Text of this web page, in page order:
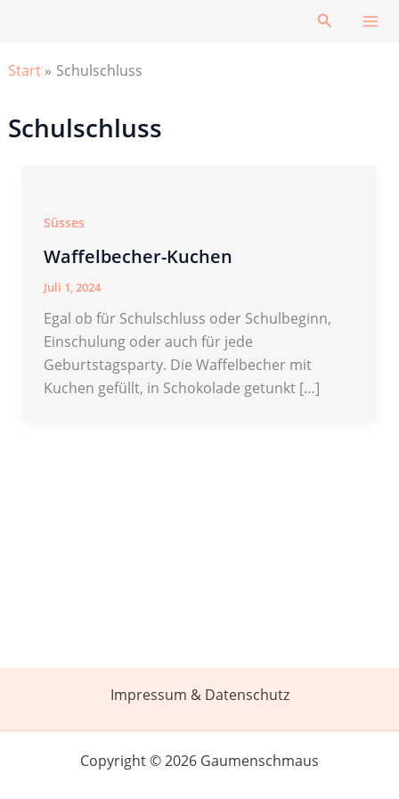
Suchen
Start Schulschluss
Schulschluss
Süsses
Waffelbecher-Kuchen
Juli 1, 2024
Egal ob für Schulschluss oder Schulbeginn,
Einschulung oder auch für jede
Geburtstagsparty. Die Waffelbecher mit
Kuchen gefüllt, in Schokolade getunkt […]
Impressum & Datenschutz
Copyright © 2026 Gaumenschmaus